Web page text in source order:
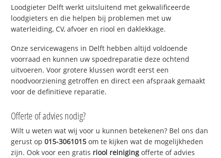
Loodgieter Delft werkt uitsluitend met gekwalificeerde
loodgieters en die helpen bij problemen met uw
waterleiding, CV, afvoer en riool en daklekkage.
Onze servicewagens in Delft hebben altijd voldoende
voorraad en kunnen uw spoedreparatie deze ochtend
uitvoeren. Voor grotere klussen wordt eerst een
noodvoorziening getroffen en direct een afspraak gemaakt
voor de definitieve reparatie.
Offerte of advies nodig?
Wilt u weten wat wij voor u kunnen betekenen? Bel ons dan
gerust op015-3061015 om te kijken wat de mogelijkheden
zijn. Ook voor een gratis riool reiniging offerte of advies